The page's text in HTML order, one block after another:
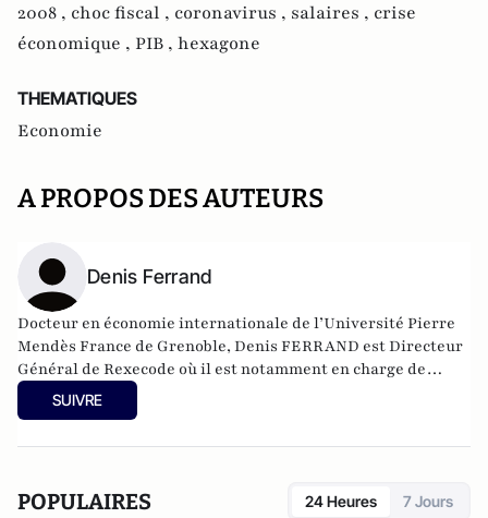
2008 , choc fiscal , coronavirus , salaires , crise
économique , PIB , hexagone
THEMATIQUES
Economie
A PROPOS DES AUTEURS
Denis Ferrand
Docteur en économie internationale de l’Université Pierre
Mendès France de Grenoble, Denis FERRAND est Directeur
Général de Rexecode où il est notamment en charge de
l’analyse de la conjoncture de la France et des prévisions
macroéconomiques globales. Il est également vice-
qualifiée. Chroniqueur pour Les Echos, il est chargé du
SUIVRE
POPULAIRES 24 Heures 7 Jours